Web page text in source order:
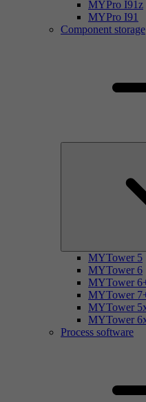
MYPro I91z
MYPro I91
Component storage
MYTower 5
MYTower 6
MYTower
MYTower
MYTower
MYTower
Process software